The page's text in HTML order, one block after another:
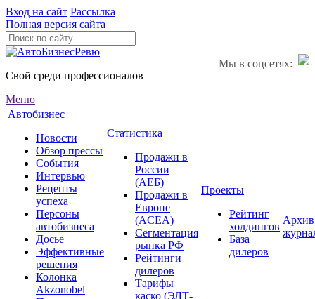
Вход на сайт Рассылка
Полная версия сайта
Мы в соцсетях:
Свой среди профессионалов
Меню
Автобизнес
Новости
Обзор прессы
События
Интервью
Рецепты
успеха
Персоны
автобизнеса
Досье
Эффективные
решения
Колонка
Akzonobel
Статистика
Продажи в
России
(АЕБ)
Продажи в
Европе
(ACEA)
Сегментация
рынка РФ
Рейтинги
дилеров
Тарифы
каско (ЭЛТ-
Проекты
Рейтинг
холдингов
База
дилеров
Архив